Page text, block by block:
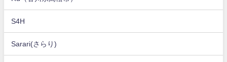
S4H
Sarari(さらり)